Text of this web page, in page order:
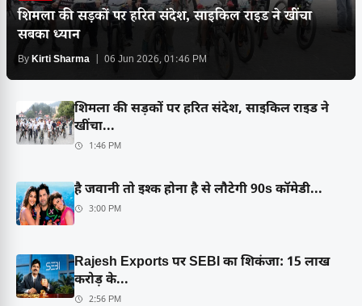
शिमला की सड़कों पर हरित संदेश, साइकिल राइड ने खींचा
सबका ध्यान
ByKirti Sharma | 06 Jun 2026, 01:46 PM
शिमला की सड़कों पर हरित संदेश, साइकिल राइड ने
खींचा...
1:46 PM
है जवानी तो इश्क होना है से लौटेगी 90s कॉमेडी...
3:00 PM
Rajesh Exports पर SEBI का शिकंजा: 15 लाख
करोड़ के...
2:56 PM